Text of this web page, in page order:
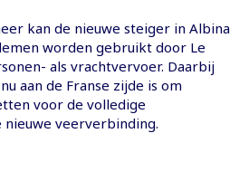
kan de nieuwe steiger in Albina
worden gebruikt door Le
als vrachtvervoer. Daarbij
aan de Franse zijde is om
voor de volledige
nieuwe veerverbinding.